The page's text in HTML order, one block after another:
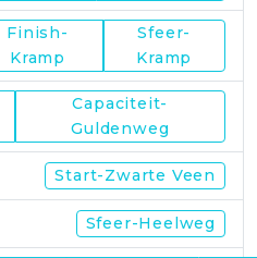
Finish-
Kramp
Sfeer-
Kramp
Capaciteit-
Guldenweg
Start-Zwarte Veen
Sfeer-Heelweg